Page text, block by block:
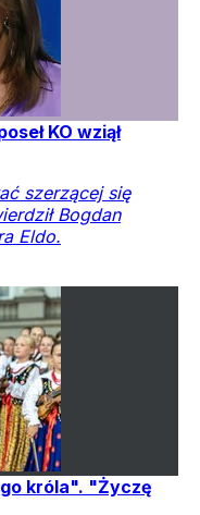
KO wziął
szerzącej się
Bogdan
Eldo.
króla". "Życzę